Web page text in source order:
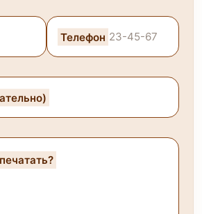
Телефон